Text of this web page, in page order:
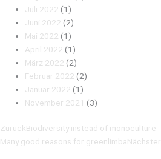
Juli 2022 (1)
Juni 2022 (2)
Mai 2022 (1)
April 2022 (1)
März 2022 (2)
Februar 2022 (2)
Januar 2022 (1)
November 2021 (3)
ZurückBiodiversity instead of monoculture
Many good reasons for greenlimbaNächster